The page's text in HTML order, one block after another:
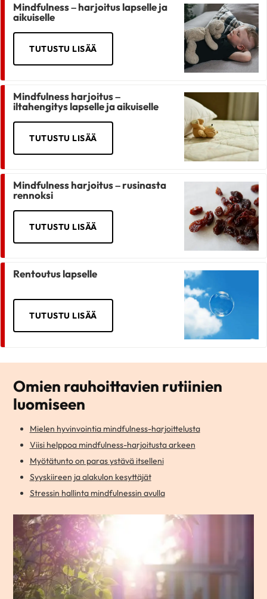
Mindfulness – harjoitus lapselle ja
aikuiselle
TUTUSTU LISÄÄ
Mindfulness harjoitus –
iltahengitys lapselle ja aikuiselle
TUTUSTU LISÄÄ
Mindfulness harjoitus – rusinasta
rennoksi
TUTUSTU LISÄÄ
Rentoutus lapselle
TUTUSTU LISÄÄ
Omien rauhoittavien rutiinien
luomiseen
Mielen hyvinvointia mindfulness-harjoittelusta
Viisi helppoa mindfulness-harjoitusta arkeen
Myötätunto on paras ystävä itselleni
Syyskiireen ja alakulon kesyttäjät
Stressin hallinta mindfulnessin avulla